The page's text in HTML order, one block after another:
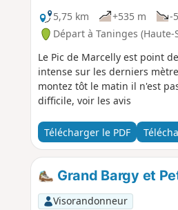
5,75 km
+535 m -
Départ à Taninges (Haute-
Le Pic de Marcelly est point
intense sur les derniers
montez tôt le matin il n'est pas rare de voir
difficile, voir les avis
Télécharger le PDF
Grand Bargy et
Visorandonneur